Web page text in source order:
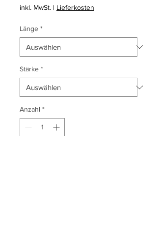
inkl. MwSt. | Lieferkosten
Länge *
Stärke *
Anzahl *